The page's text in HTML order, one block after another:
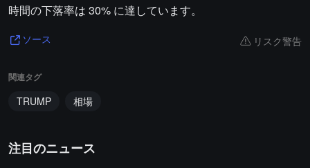
時間の下落率は 30% に達しています。
ソース リスク警告
関連タグ
TRUMP 相場
注目のニュース